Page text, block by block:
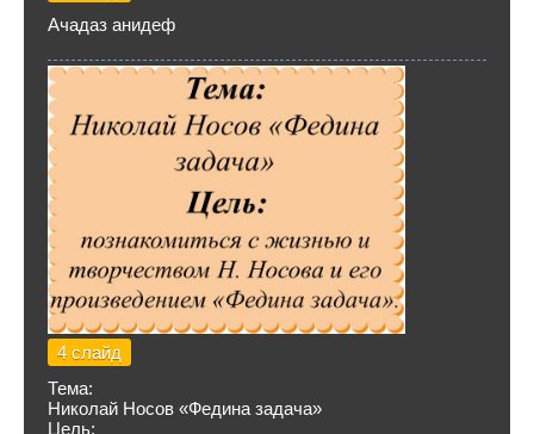
Ачадаз анидеф
4 слайд
Тема:
Николай Носов «Федина задача»
Цель: